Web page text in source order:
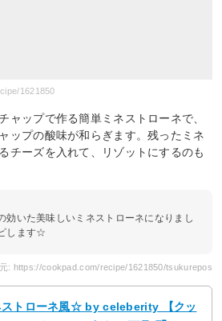
1621850
ャップで作る簡単ミネストローネで、
ップの酸味が和らぎます。残ったミネ
チーズを入れて、リゾットにするのも
効いた美味しいミネストローネになりまし
します☆
: https://cookpad.com/recipe/1621850/tsukurepos
ストローネ風☆ by celeberity 【クッ